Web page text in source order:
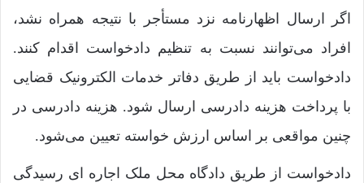
اگر ارسال اظهارنامه نزد مستأجر با نتیجه همراه نشد،
افراد می‌توانند نسبت به تنظیم دادخواست اقدام کنند.
دادخواست باید از طریق دفاتر خدمات الکترونیک قضایی
با پرداخت هزینه دادرسی ارسال شود. هزینه دادرسی در
چنین مواقعی بر اساس ارزش خواسته تعیین می‌شود.
دادخواست از طریق دادگاه محل ملک اجاره ای رسیدگی